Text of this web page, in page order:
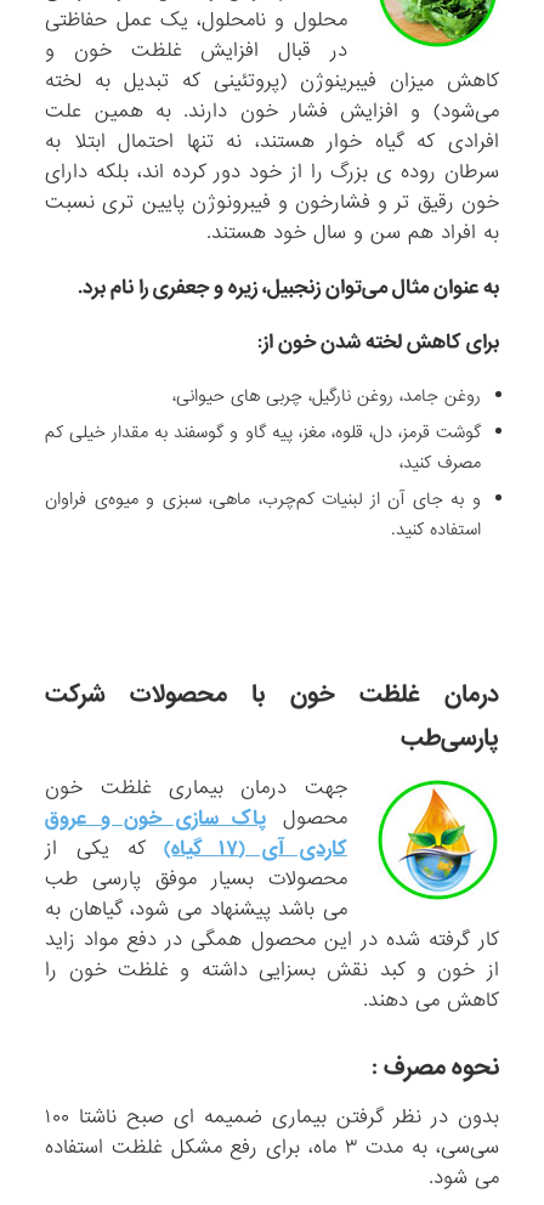
محلول و نامحلول، یک عمل حفاظتی
در قبال افزایش غلظت خون و
کاهش میزان فیبرینوژن (پروتئینی که تبدیل به لخته
می‌شود) و افزایش فشار خون دارند. به همین علت
افرادی که گیاه خوار هستند، نه تنها احتمال ابتلا به
سرطان روده ی بزرگ را از خود دور کرده اند، بلکه دارای
خون رقیق تر و فشارخون و فیبرونوژن پایین تری نسبت
به افراد هم سن و سال خود هستند.
به عنوان مثال می‌توان زنجبیل، زیره و جعفری را نام برد.
برای کاهش لخته شدن خون از:
روغن جامد، روغن نارگیل، چربی های حیوانی،
گوشت قرمز، دل، قلوه، مغز، پیه گاو و گوسفند به مقدار خیلی کم
مصرف کنید،
و به جای آن از لبنیات کم‌چرب، ماهی، سبزی و میوه‌ی فراوان
استفاده کنید.
درمان غلظت خون با محصولات شرکت
پارسی‌طب
جهت درمان بیماری غلظت خون
محصول پاک سازی خون و عروق
کاردی آی (۱۷ گیاه)
که یکی از
محصولات بسیار موفق پارسی طب
می باشد پیشنهاد می شود، گیاهان به
کار گرفته شده در این محصول همگی در دفع مواد زاید
از خون و کبد نقش بسزایی داشته و غلظت خون را
کاهش می دهند.
نحوه مصرف :
بدون در نظر گرفتن بیماری ضمیمه ای صبح ناشتا ۱۰۰
سی‌سی، به مدت ۳ ماه، برای رفع مشکل غلظت استفاده
می شود.